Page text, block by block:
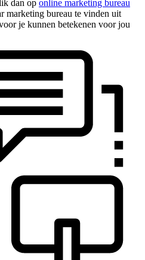
dan op online marketing bureau
marketing bureau te vinden uit
je kunnen betekenen voor jou